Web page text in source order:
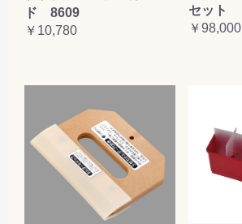
ド 8609
￥10,780
セット
￥98,000